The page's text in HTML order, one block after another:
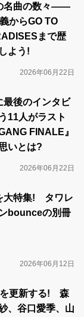
名曲の数々――
からGO TO
まで歴
よう!
2026年06月22日
後のインタビ
11人がラスト
FINALE』
いとは?
2026年06月22日
大特集! タワレ
bounceの別冊
2026年06月12日
を更新する! 森
、谷口愛季、山